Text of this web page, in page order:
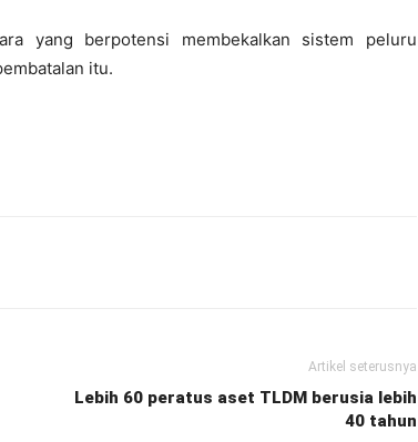
yang berpotensi membekalkan sistem peluru
itu.
Artikel seterusnya
Lebih 60 peratus aset TLDM berusia lebih
40 tahun